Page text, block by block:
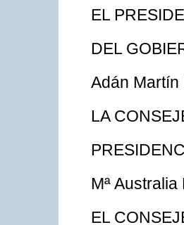
EL
DEL
Adán Martín
LA
Mª
EL